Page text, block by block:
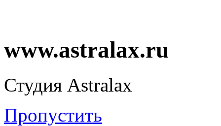
www.astralax.ru
Студия Astralax
Пропустить